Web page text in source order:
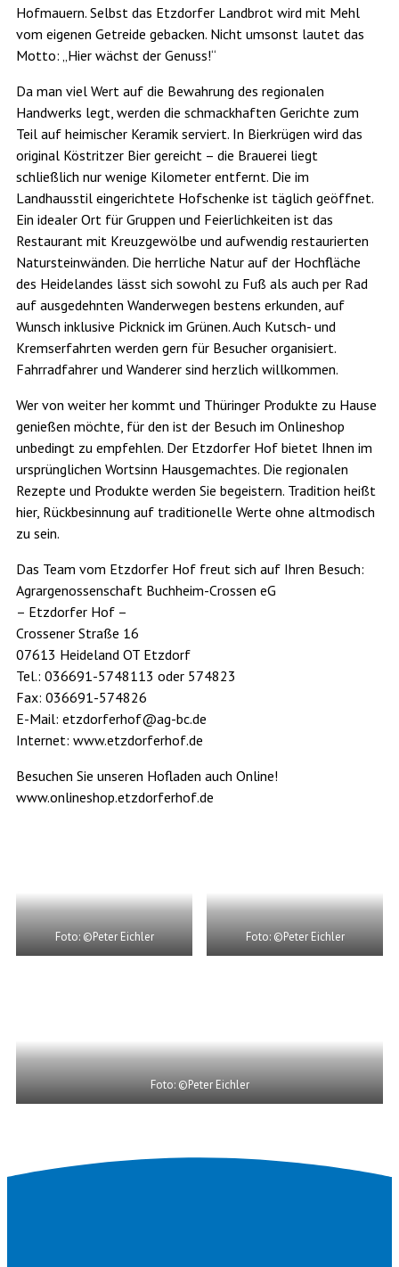
Hofmauern. Selbst das Etzdorfer Landbrot wird mit Mehl
vom eigenen Getreide gebacken. Nicht umsonst lautet das
Motto: „Hier wächst der Genuss!“
Da man viel Wert auf die Bewahrung des regionalen
Handwerks legt, werden die schmackhaften Gerichte zum
Teil auf heimischer Keramik serviert. In Bierkrügen wird das
original Köstritzer Bier gereicht – die Brauerei liegt
schließlich nur wenige Kilometer entfernt. Die im
Landhausstil eingerichtete Hofschenke ist täglich geöffnet.
Ein idealer Ort für Gruppen und Feierlichkeiten ist das
Restaurant mit Kreuzgewölbe und aufwendig restaurierten
Natursteinwänden. Die herrliche Natur auf der Hochfläche
des Heidelandes lässt sich sowohl zu Fuß als auch per Rad
auf ausgedehnten Wanderwegen bestens erkunden, auf
Wunsch inklusive Picknick im Grünen. Auch Kutsch- und
Kremserfahrten werden gern für Besucher organisiert.
Fahrradfahrer und Wanderer sind herzlich willkommen.
Wer von weiter her kommt und Thüringer Produkte zu Hause
genießen möchte, für den ist der Besuch im Onlineshop
unbedingt zu empfehlen. Der Etzdorfer Hof bietet Ihnen im
ursprüng­lichen Wortsinn Hausgemachtes. Die re­gionalen
Rezepte und Produkte werden Sie begeistern. Tradition heißt
hier, Rückbesinnung auf traditionelle Werte ohne altmodisch
zu sein.
Das Team vom Etzdorfer Hof freut sich auf Ihren Besuch:
Agrargenossenschaft Buchheim-Crossen eG
– Etzdorfer Hof –
Crossener Straße 16
07613 Heideland OT Etzdorf
Tel.: 036691-5748113 oder 574823
Fax: 036691-574826
E-Mail: etzdorferhof@ag-bc.de
Internet: www.etzdorferhof.de
Besuchen Sie unseren Hofladen auch Online!
www.onlineshop.etzdorferhof.de
Foto: ©Peter Eichler Foto: ©Peter Eichler
Foto: ©Peter Eichler